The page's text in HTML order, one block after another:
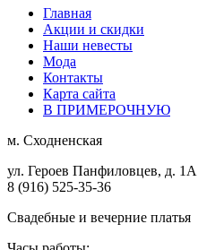
Главная
Акции и скидки
Наши невесты
Мода
Контакты
Карта сайта
В ПРИМЕРОЧНУЮ
м. Сходненская
ул. Героев Панфиловцев, д. 1А
8 (916) 525-35-36
Свадебные и вечерние платья